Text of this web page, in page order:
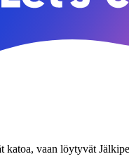
katoa, vaan löytyvät